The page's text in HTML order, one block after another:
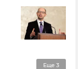
Еще 3